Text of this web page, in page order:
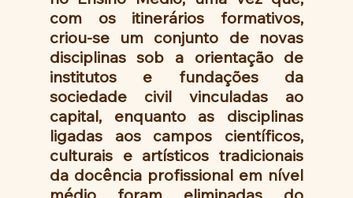
com os itinerários formativos,
criou-se um conjunto de novas
disciplinas sob a orientação de
institutos e fundações da
sociedade civil vinculadas ao
capital, enquanto as disciplinas
ligadas aos campos científicos,
culturais e artísticos tradicionais
da docência profissional em nível